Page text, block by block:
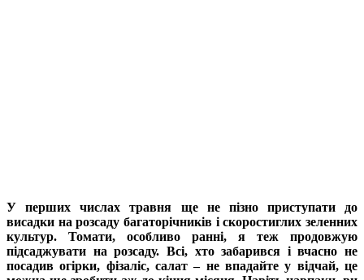
У перших числах травня ще не пізно приступати до
висадки на розсаду багаторічників і скоростиглих зеленних
культур. Томати, особливо ранні, я теж продовжую
підсаджувати на розсаду. Всі, хто забарився і вчасно не
посадив огірки, фізаліс, салат – не впадайте у відчай, це